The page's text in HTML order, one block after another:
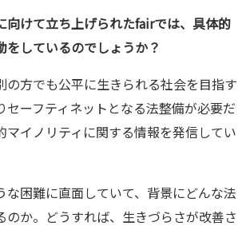
向けて立ち上げられたfairでは、具体的
をしているのでしょうか？
の方でも公平に生きられる社会を目指す
セーフティネットとなる法整備が必要だ
マイノリティに関する情報を発信してい
な困難に直面していて、背景にどんな法
のか。どうすれば、生きづらさが改善さ